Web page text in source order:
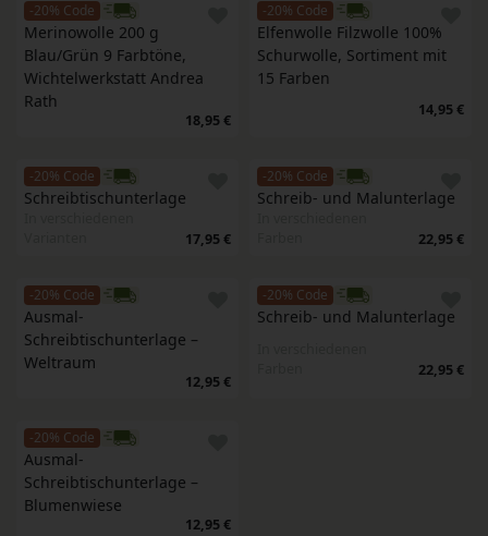
-20% Code
Merinowolle 200 g
Blau/Grün 9 Farbtöne,
Wichtelwerkstatt Andrea
Rath
18,95 €
-20% Code
Elfenwolle Filzwolle 100%
Schurwolle, Sortiment mit
15 Farben
14,95 €
-20% Code
Schreibtischunterlage
17,95 €
-20% Code
Schreib- und Malunterlage
22,95 €
-20% Code
Ausmal-
Schreibtischunterlage –
Weltraum
12,95 €
-20% Code
Schreib- und Malunterlage
22,95 €
-20% Code
Ausmal-
Schreibtischunterlage –
Blumenwiese
12,95 €